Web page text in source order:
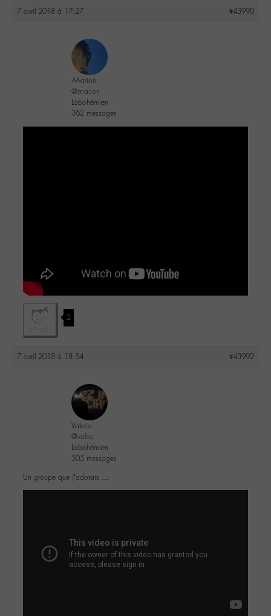
7 avril 2018 à 17:27 #43990
-M-arion
@m-arion
Labohémien
362 messages
2
7 avril 2018 à 18:54 #43992
Valerie
@valou
Labohémien
505 messages
Un groupe que j’adorais …